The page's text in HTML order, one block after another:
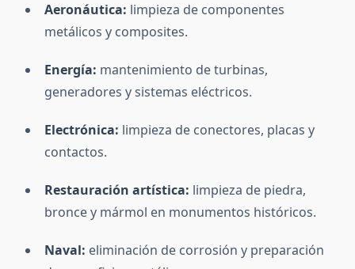
Aeronáutica: limpieza de componentes
metálicos y composites.
Energía: mantenimiento de turbinas,
generadores y sistemas eléctricos.
Electrónica: limpieza de conectores, placas y
contactos.
Restauración artística: limpieza de piedra,
bronce y mármol en monumentos históricos.
Naval: eliminación de corrosión y preparación